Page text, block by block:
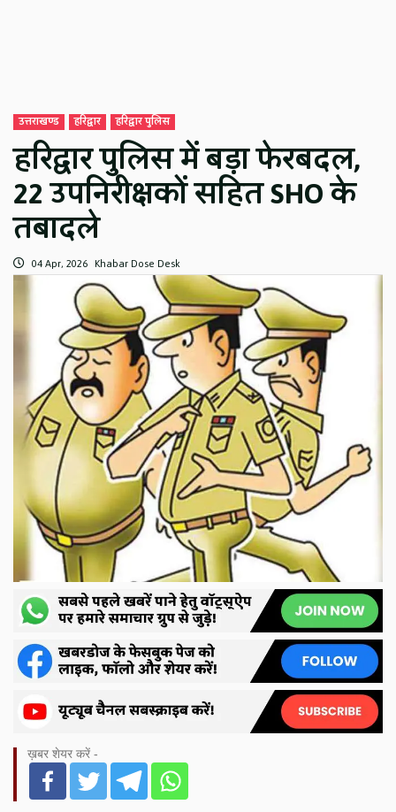
उत्तराखण्ड हरिद्वार हरिद्वार पुलिस
हरिद्वार पुलिस में बड़ा फेरबदल,
22 उपनिरीक्षकों सहित SHO के
तबादले
04 Apr, 2026 Khabar Dose Desk
ख़बर शेयर करें -